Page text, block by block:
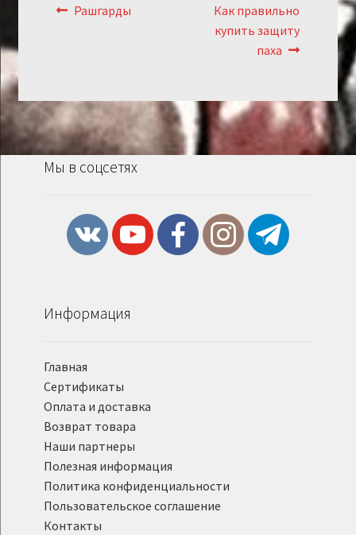
по
Предыдущий:
Рашгарды Следующий:
Как правильно
купить защиту
паха
Мы в соцсетях
Информация
Главная
Сертификаты
Оплата и доставка
Возврат товара
Наши партнеры
Полезная информация
Политика конфиденциальности
Пользовательское соглашение
Контакты